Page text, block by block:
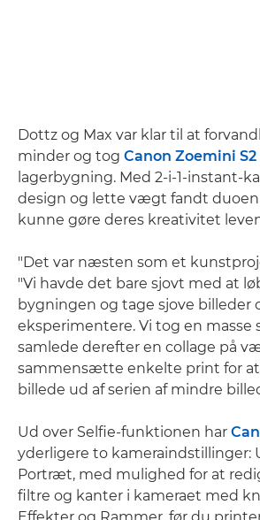
Dottz og Max var klar til at
minder og tog Canon Zoemini S2
lagerbygning. Med 2-i-1-instant-
design og lette vægt fandt duoen
kunne gøre deres kreativitet
"Det var næsten som et
"Vi havde det bare sjovt med at
bygningen og tage sjove billeder
eksperimentere. Vi tog en masse
samlede derefter en collage på
sammensætte enkelte print for at
billede ud af serien af mindre
Ud over Selfie-funktionen har
yderligere to kameraindstillinger:
Portræt, med mulighed for at
filtre og kanter i kameraet med
Effekter og Rammer, før du